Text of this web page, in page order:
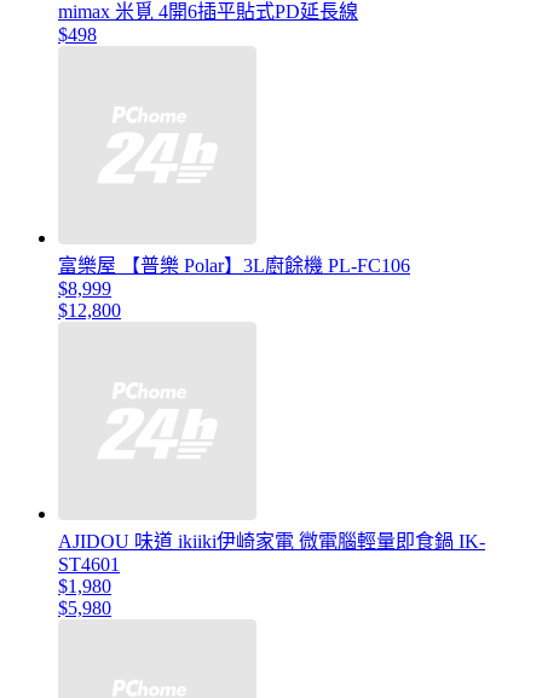
mimax 米覓 4開6插平貼式PD延長線
$498
富樂屋 【普樂 Polar】3L廚餘機 PL-FC106
$8,999
$12,800
AJIDOU 味道 ikiiki伊崎家電 微電腦輕量即食鍋 IK-
ST4601
$1,980
$5,980